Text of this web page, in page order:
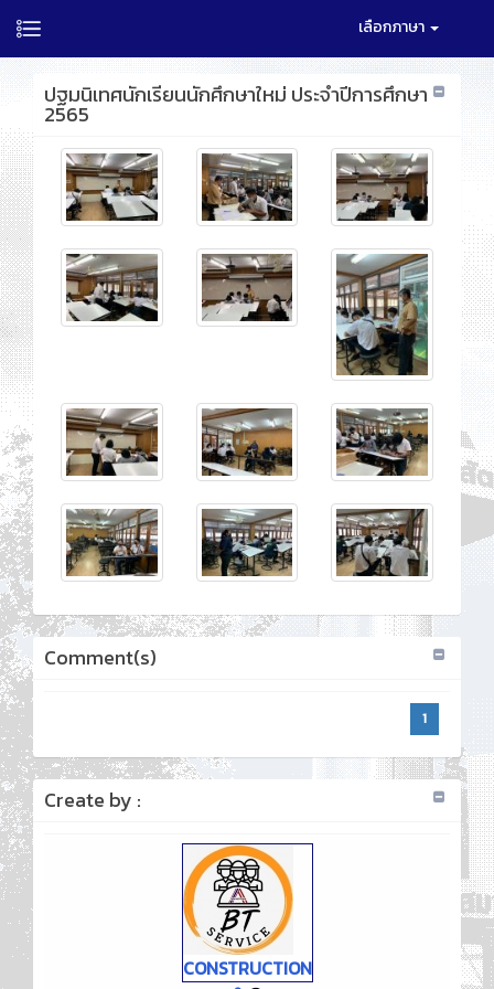
เลือกภาษา
ปฐมนิเทศนักเรียนนักศึกษาใหม่ ประจำปีการศึกษา
2565
Comment(s)
1
Create by :
CONSTRUCTION